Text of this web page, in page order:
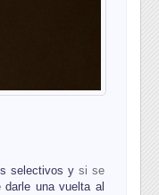
selectivos ysi se
una vuelta al